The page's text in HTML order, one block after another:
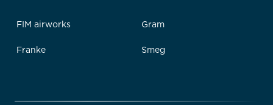
FIM airworks
Franke
Gram
Smeg